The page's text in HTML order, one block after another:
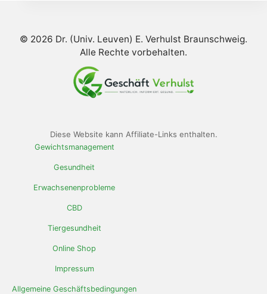
© 2026 Dr. (Univ. Leuven) E. Verhulst Braunschweig.
Alle Rechte vorbehalten.
Diese Website kann Affiliate-Links enthalten.
Gewichtsmanagement
Gesundheit
Erwachsenenprobleme
CBD
Tiergesundheit
Online Shop
Impressum
Allgemeine Geschäftsbedingungen